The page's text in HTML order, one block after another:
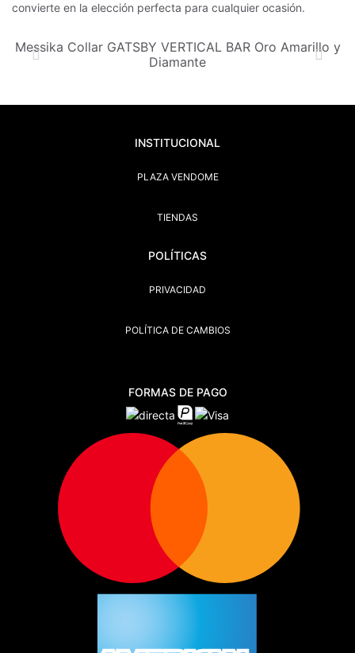
convierte en la elección perfecta para cualquier ocasión.
Messika Collar GATSBY VERTICAL BAR Oro Amarillo y
Diamante
INSTITUCIONAL
PLAZA VENDOME
TIENDAS
POLÍTICAS
PRIVACIDAD
POLÍTICA DE CAMBIOS
FORMAS DE PAGO